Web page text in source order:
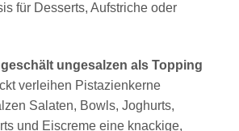
für Desserts, Aufstriche oder
ungesalzen als Topping
verleihen Pistazienkerne
Salaten, Bowls, Joghurts,
und Eiscreme eine knackige,